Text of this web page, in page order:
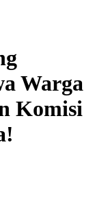
Warga
Komisi